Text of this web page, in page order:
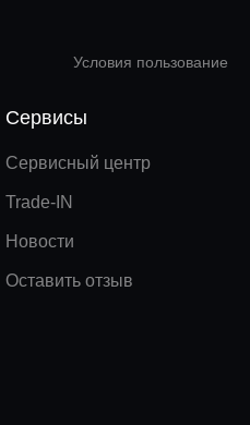
Условия пользование
Сервисы
Сервисный центр
Trade-IN
Новости
Оставить отзыв